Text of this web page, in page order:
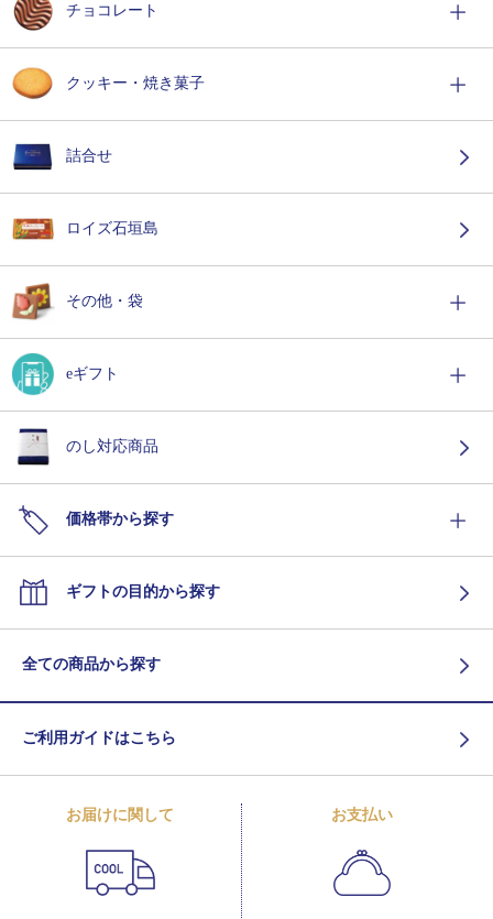
チョコレート
クッキー・焼き菓子
詰合せ
ロイズ石垣島
その他・袋
eギフト
のし対応商品
価格帯から探す
ギフトの目的から探す
全ての商品から探す
ご利用ガイドはこちら
お届けに関して お支払い